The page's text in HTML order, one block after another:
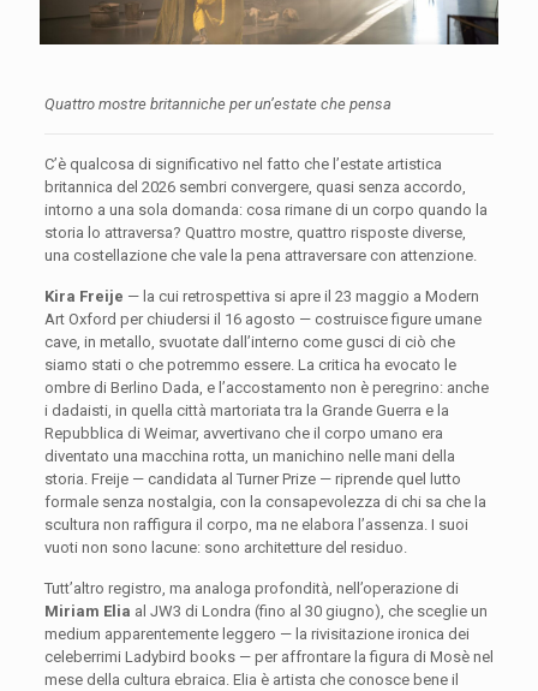
Quattro mostre britanniche per un’estate che pensa
C’è qualcosa di significativo nel fatto che l’estate artistica
britannica del 2026 sembri convergere, quasi senza accordo,
intorno a una sola domanda: cosa rimane di un corpo quando la
storia lo attraversa? Quattro mostre, quattro risposte diverse,
una costellazione che vale la pena attraversare con attenzione.
Kira Freije — la cui retrospettiva si apre il 23 maggio a Modern
Art Oxford per chiudersi il 16 agosto — costruisce figure umane
cave, in metallo, svuotate dall’interno come gusci di ciò che
siamo stati o che potremmo essere. La critica ha evocato le
ombre di Berlino Dada, e l’accostamento non è peregrino: anche
i dadaisti, in quella città martoriata tra la Grande Guerra e la
Repubblica di Weimar, avvertivano che il corpo umano era
diventato una macchina rotta, un manichino nelle mani della
storia. Freije — candidata al Turner Prize — riprende quel lutto
formale senza nostalgia, con la consapevolezza di chi sa che la
scultura non raffigura il corpo, ma ne elabora l’assenza. I suoi
vuoti non sono lacune: sono architetture del residuo.
Tutt’altro registro, ma analoga profondità, nell’operazione di
Miriam Elia al JW3 di Londra (fino al 30 giugno), che sceglie un
medium apparentemente leggero — la rivisitazione ironica dei
celeberrimi Ladybird books — per affrontare la figura di Mosè nel
mese della cultura ebraica. Elia è artista che conosce bene il